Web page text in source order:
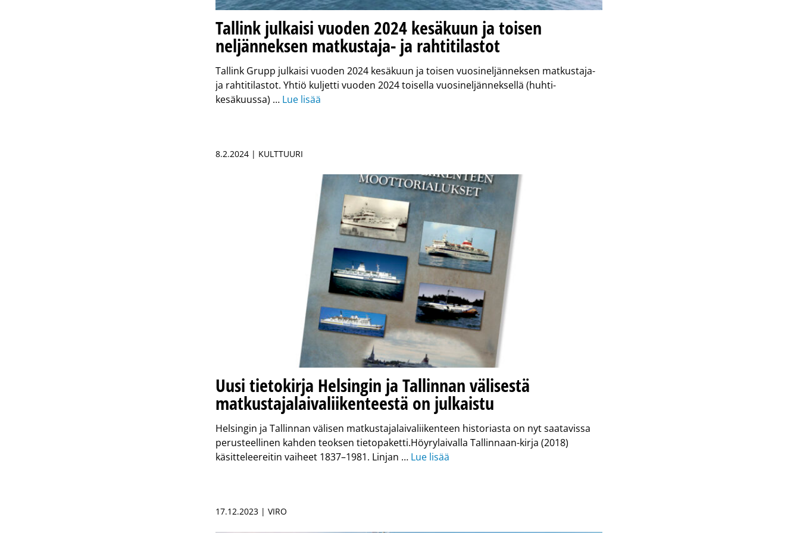
Tallink julkaisi vuoden 2024 kesäkuun ja toisen
neljänneksen matkustaja- ja rahtitilastot
Tallink Grupp julkaisi vuoden 2024 kesäkuun ja toisen vuosineljänneksen matkustaja-
ja rahtitilastot. Yhtiö kuljetti vuoden 2024 toisella vuosineljänneksellä (huhti-
kesäkuussa) … Lue lisää
8.2.2024 | KULTTUURI
Uusi tietokirja Helsingin ja Tallinnan välisestä
matkustajalaivaliikenteestä on julkaistu
Helsingin ja Tallinnan välisen matkustajalaivaliikenteen historiasta on nyt saatavissa
perusteellinen kahden teoksen tietopaketti.Höyrylaivalla Tallinnaan-kirja (2018)
käsitteleereitin vaiheet 1837–1981. Linjan … Lue lisää
17.12.2023 | VIRO